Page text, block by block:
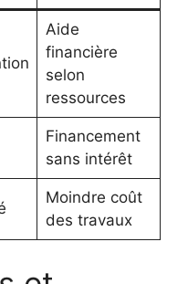
Aide
financière
selon
ressources
Financement
sans intérêt
Moindre coût
des travaux